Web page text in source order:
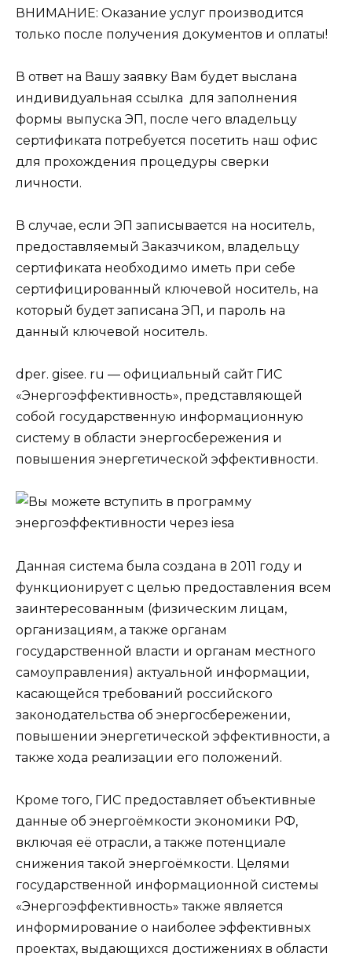
ВНИМАНИЕ: Оказание услуг производится
только после получения документов и оплаты!
В ответ на Вашу заявку Вам будет выслана
индивидуальная ссылка для заполнения
формы выпуска ЭП, после чего владельцу
сертификата потребуется посетить наш офис
для прохождения процедуры сверки
личности.
В случае, если ЭП записывается на носитель,
предоставляемый Заказчиком, владельцу
сертификата необходимо иметь при себе
сертифицированный ключевой носитель, на
который будет записана ЭП, и пароль на
данный ключевой носитель.
dper. gisee. ru — официальный сайт ГИС
«Энергоэффективность», представляющей
собой государственную информационную
систему в области энергосбережения и
повышения энергетической эффективности.
Данная система была создана в 2011 году и
функционирует с целью предоставления всем
заинтересованным (физическим лицам,
организациям, а также органам
государственной власти и органам местного
самоуправления) актуальной информации,
касающейся требований российского
законодательства об энергосбережении,
повышении энергетической эффективности, а
также хода реализации его положений.
Кроме того, ГИС предоставляет объективные
данные об энергоёмкости экономики РФ,
включая её отрасли, а также потенциале
снижения такой энергоёмкости. Целями
государственной информационной системы
«Энергоэффективность» также является
информирование о наиболее эффективных
проектах, выдающихся достижениях в области